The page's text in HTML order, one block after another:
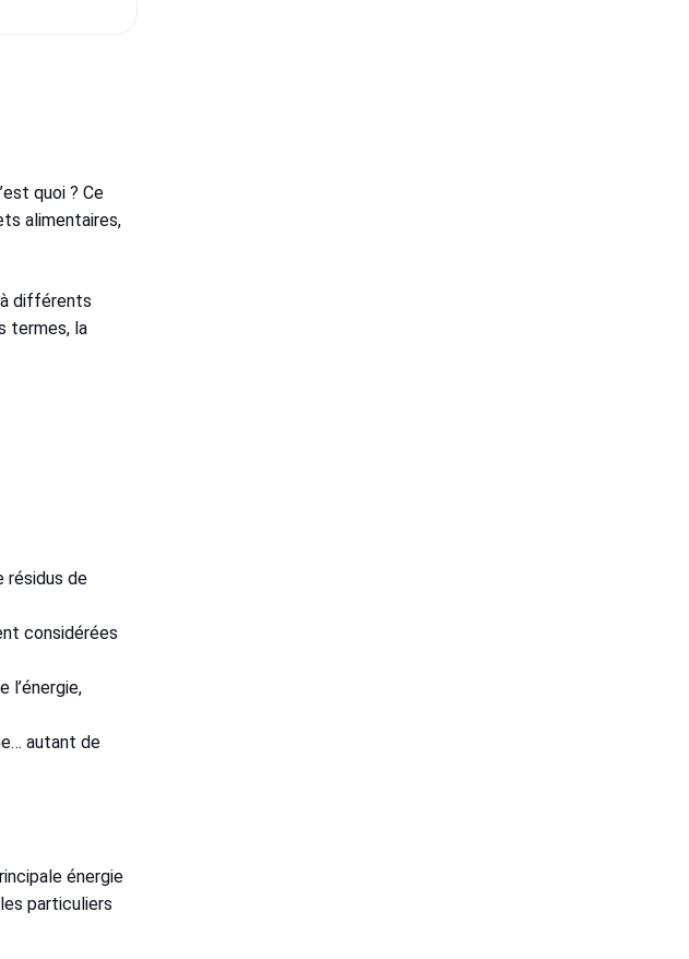
quoi ? Ce
alimentaires,
à différents
termes, la
résidus de
considérées
l’énergie,
autant de
énergie
particuliers